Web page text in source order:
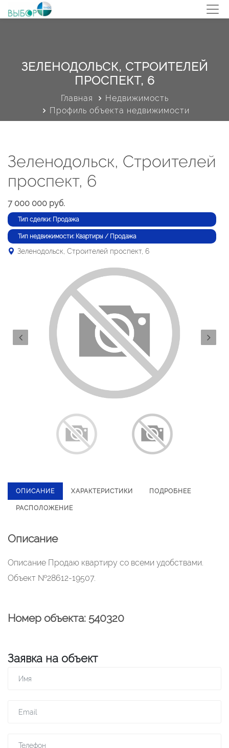
ЗЕЛЕНОДОЛЬСК, СТРОИТЕЛЕЙ
ПРОСПЕКТ, 6
Главная
Недвижимость
Профиль объекта недвижимости
Зеленодольск, Строителей
проспект, 6
7 000 000 руб.
Тип сделки: Продажа
Тип недвижимости: Квартиры / Продажа
Зеленодольск, Строителей проспект, 6
ОПИСАНИЕ ХАРАКТЕРИСТИКИ ПОДРОБНЕЕ
РАСПОЛОЖЕНИЕ
Описание
Описание Продаю квартиру со всеми удобствами.
Объект №28612-19507.
Номер объекта: 540320
Заявка на объект